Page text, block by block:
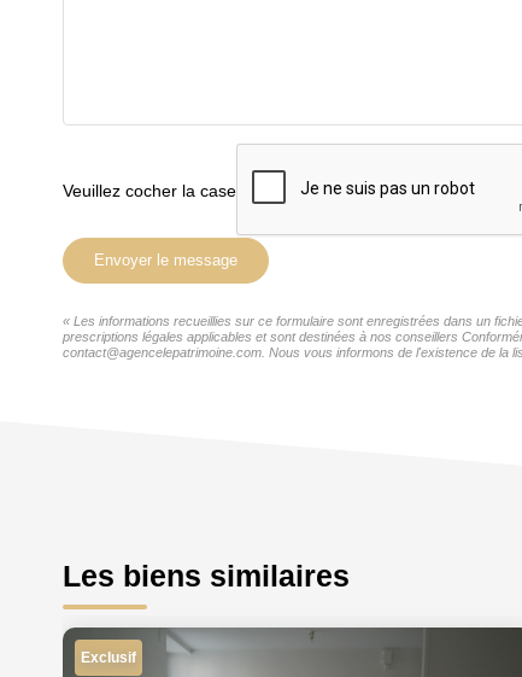
Veuillez cocher la case
Envoyer le message
« Les informations recueillies sur ce formulaire sont enregistrées dans un
prescriptions légales applicables et sont destinées à nos conseillers
contact@agencelepatrimoine.com. Nous vous informons de l'existence de la
Les biens similaires
Exclusif